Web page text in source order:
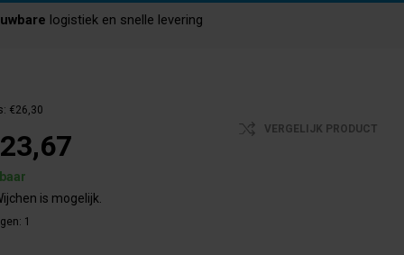
logistiek en snelle levering
€26,30
VERGELIJK PRODUCT
is mogelijk.
1